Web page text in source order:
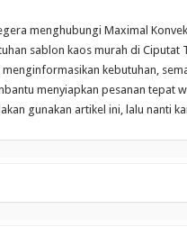
menghubungi Maximal
sablon kaos murah di Ciputat
menginformasikan kebutuhan,
menyiapkan pesanan tepat
gunakan artikel ini, lalu nanti